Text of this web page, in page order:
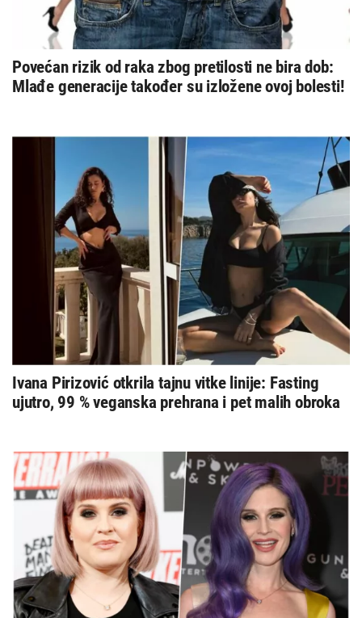
Povećan rizik od raka zbog pretilosti ne bira dob:
Mlađe generacije također su izložene ovoj bolesti!
Ivana Pirizović otkrila tajnu vitke linije: Fasting
ujutro, 99 % veganska prehrana i pet malih obroka